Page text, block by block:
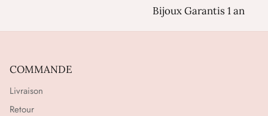
Bijoux Garantis 1 an
COMMANDE
Livraison
Retour